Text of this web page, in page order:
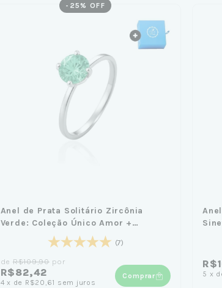
- 25 % OFF
Anel de Prata Solitário Zircônia
Verde: Coleção Único Amor +
Caixinha Azul Pequena Céu de Prata
(7)
de R$109,90por
R$82,42
4 x de R$20,61 sem juros
Comprar 5 x